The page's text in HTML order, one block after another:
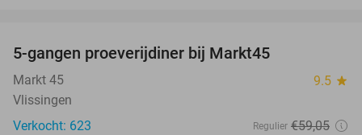
5-gangen proeverijdiner bij Markt45
Markt 45 9.5 star
Vlissingen
Verkocht: 623
Regulier €59,05